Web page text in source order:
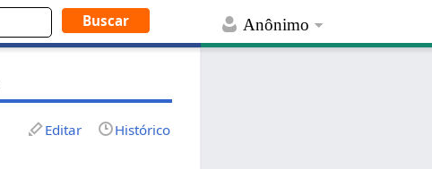
Anônimo
Editar Histórico